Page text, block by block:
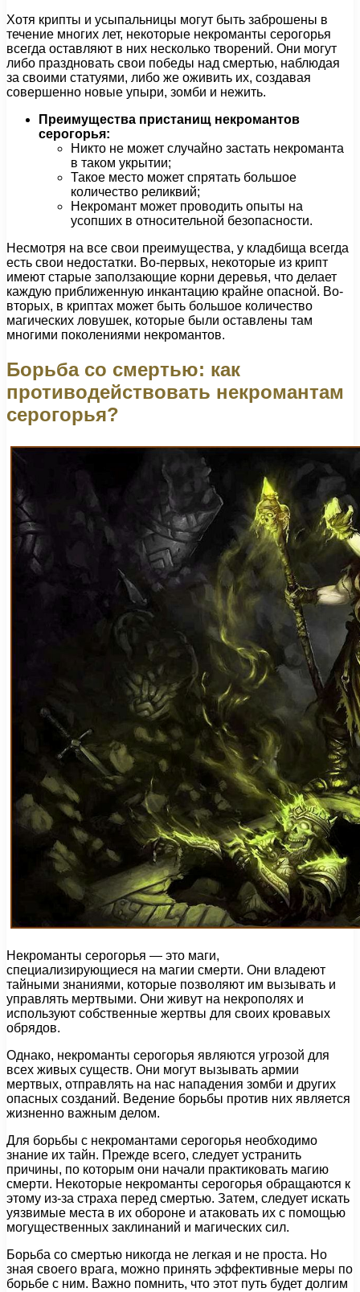
Хотя крипты и усыпальницы могут быть заброшены в
течение многих лет, некоторые некроманты серогорья
всегда оставляют в них несколько творений. Они могут
либо праздновать свои победы над смертью, наблюдая
за своими статуями, либо же оживить их, создавая
совершенно новые упыри, зомби и нежить.
Преимущества пристанищ некромантов
серогорья:
Никто не может случайно застать некроманта
в таком укрытии;
Такое место может спрятать большое
количество реликвий;
Некромант может проводить опыты на
усопших в относительной безопасности.
Несмотря на все свои преимущества, у кладбища всегда
есть свои недостатки. Во-первых, некоторые из крипт
имеют старые заползающие корни деревья, что делает
каждую приближенную инкантацию крайне опасной. Во-
вторых, в криптах может быть большое количество
магических ловушек, которые были оставлены там
многими поколениями некромантов.
Борьба со смертью: как
противодействовать некромантам
серогорья?
Некроманты серогорья — это маги,
специализирующиеся на магии смерти. Они владеют
тайными знаниями, которые позволяют им вызывать и
управлять мертвыми. Они живут на некрополях и
используют собственные жертвы для своих кровавых
обрядов.
Однако, некроманты серогорья являются угрозой для
всех живых существ. Они могут вызывать армии
мертвых, отправлять на нас нападения зомби и других
опасных созданий. Ведение борьбы против них является
жизненно важным делом.
Для борьбы с некромантами серогорья необходимо
знание их тайн. Прежде всего, следует устранить
причины, по которым они начали практиковать магию
смерти. Некоторые некроманты серогорья обращаются к
этому из-за страха перед смертью. Затем, следует искать
уязвимые места в их обороне и атаковать их с помощью
могущественных заклинаний и магических сил.
Борьба со смертью никогда не легкая и не проста. Но
зная своего врага, можно принять эффективные меры по
борьбе с ним. Важно помнить, что этот путь будет долгим